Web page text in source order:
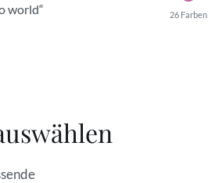
world“
26 Farben